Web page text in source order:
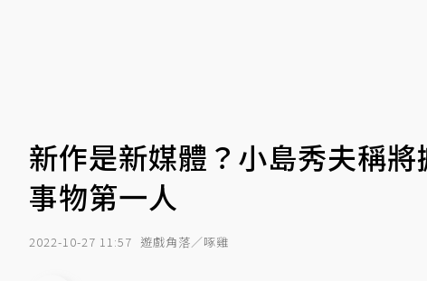
新作是新媒體？小島秀夫稱
事物第一人
2022-10-27 11:57 遊戲角落／啄雞